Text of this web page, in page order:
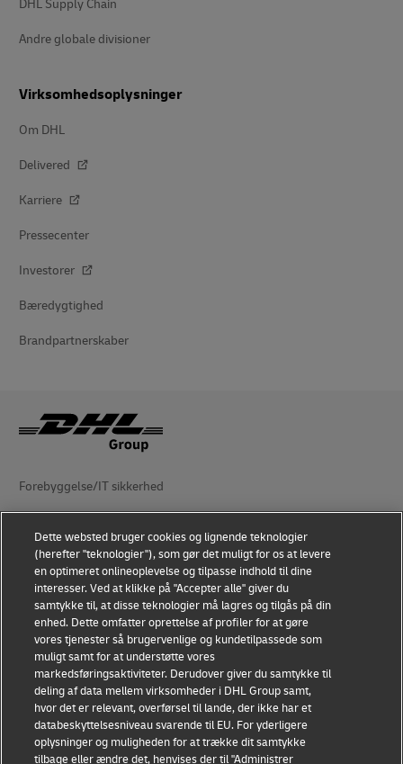
DHL Supply Chain
Andre globale divisioner
Virksomhedsoplysninger
Om DHL
Delivered
Karriere
Pressecenter
Investorer
Bæredygtighed
Brandpartnerskaber
Forebyggelse/IT sikkerhed
Anvendelsesvilkår
Fortrolighedserklæring
Tilgængelighed
Yderligere oplysninger
Indstillinger for cookies
Følg os
Dette websted bruger cookies og lignende teknologier
(herefter "teknologier"), som gør det muligt for os at levere
en optimeret onlineoplevelse og tilpasse indhold til dine
interesser. Ved at klikke på "Accepter alle" giver du
samtykke til, at disse teknologier må lagres og tilgås på din
enhed. Dette omfatter oprettelse af profiler for at gøre
vores tjenester så brugervenlige og kundetilpassede som
muligt samt for at understøtte vores
markedsføringsaktiviteter. Derudover giver du samtykke til
deling af data mellem virksomheder i DHL Group samt,
hvor det er relevant, overførsel til lande, der ikke har et
databeskyttelsesniveau svarende til EU. For yderligere
oplysninger og muligheden for at trække dit samtykke
tilbage eller ændre det, henvises der til "Administrer